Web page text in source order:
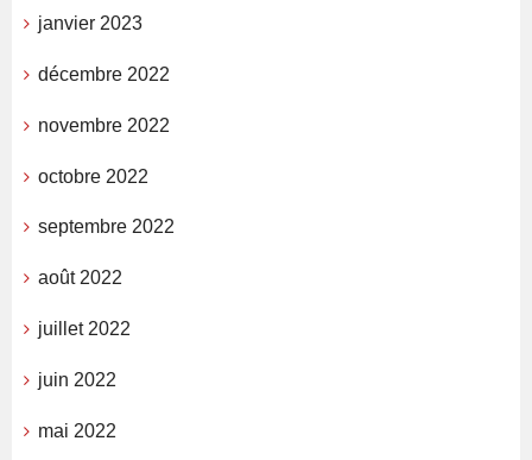
janvier 2023
décembre 2022
novembre 2022
octobre 2022
septembre 2022
août 2022
juillet 2022
juin 2022
mai 2022